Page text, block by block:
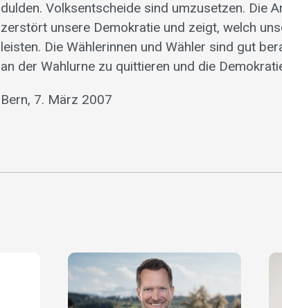
dulden. Volksentscheide sind umzusetzen. Die
zerstört unsere Demokratie und zeigt, welch
leisten. Die Wählerinnen und Wähler sind gut
an der Wahlurne zu quittieren und die
Bern, 7. März 2007